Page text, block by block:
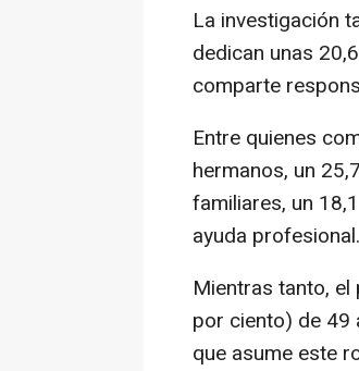
La investigación
dedican unas
comparte
Entre quienes
hermanos, un
familiares, un
ayuda profesional.
Mientras tanto,
por ciento) de 49
que asume este